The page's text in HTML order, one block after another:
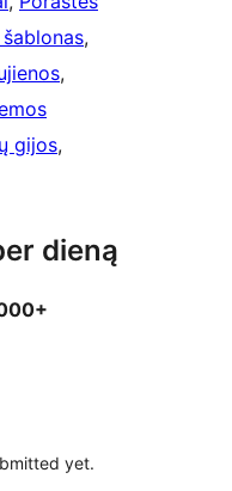
gijos
dieną
yet.